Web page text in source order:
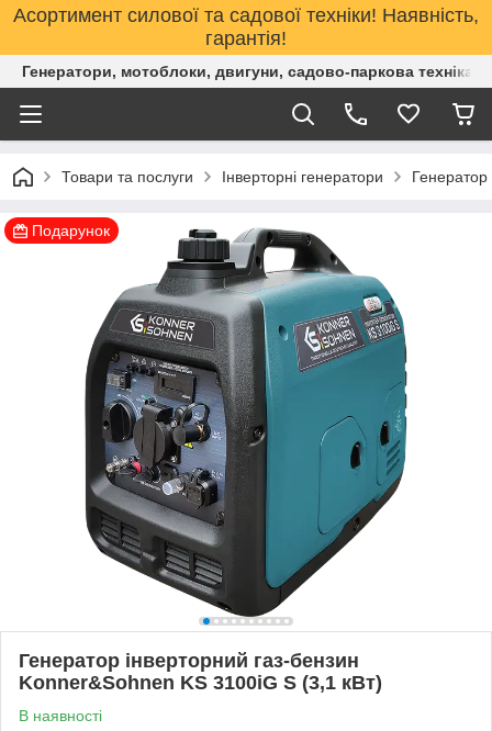
Асортимент силової та садової техніки! Наявність,
гарантія!
Генератори, мотоблоки, двигуни, садово-паркова техніка.
Товари та послуги Інверторні генератори
Подарунок
Генератор інверторний газ-бензин
Konner&Sohnen KS 3100iG S (3,1 кВт)
В наявності